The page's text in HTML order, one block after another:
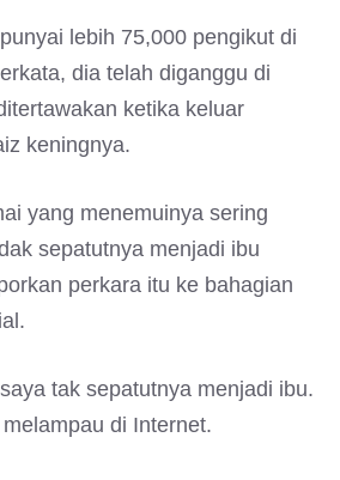
lebih 75,000 pengikut di
dia telah diganggu di
ketika keluar
keningnya.
yang menemuinya sering
sepatutnya menjadi ibu
perkara itu ke bahagian
tak sepatutnya menjadi ibu.
di Internet.